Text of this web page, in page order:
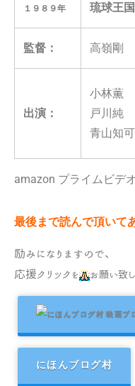
１９８９年 琉球王国
監督： 高嶺剛
出演：
小林薫
戸川純
青山知
amazon プライムビデ
最後まで読んで頂いて
励みになりますので、
応援クリック を お願い致
にほんブログ村